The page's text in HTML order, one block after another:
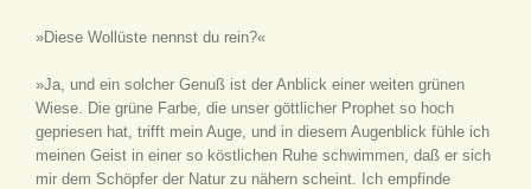
»Diese Wollüste nennst du rein?«
»Ja, und ein solcher Genuß ist der Anblick einer weiten grünen
Wiese. Die grüne Farbe, die unser göttlicher Prophet so hoch
gepriesen hat, trifft mein Auge, und in diesem Augenblick fühle ich
meinen Geist in einer so köstlichen Ruhe schwimmen, daß er sich
mir dem Schöpfer der Natur zu nähern scheint. Ich empfinde